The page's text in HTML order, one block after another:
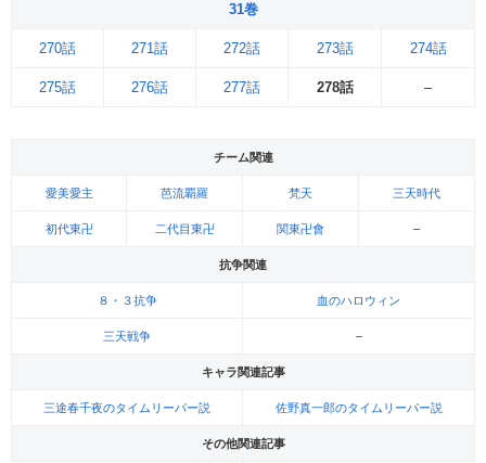
31巻
270話 271話 272話 273話 274話
275話 276話 277話 278話 –
チーム関連
愛美愛主 芭流覇羅 梵天 三天時代
初代東卍 二代目東卍 関東卍會 –
抗争関連
８・３抗争 血のハロウィン
三天戦争 –
キャラ関連記事
三途春千夜のタイムリーパー説 佐野真一郎のタイムリーパー説
その他関連記事